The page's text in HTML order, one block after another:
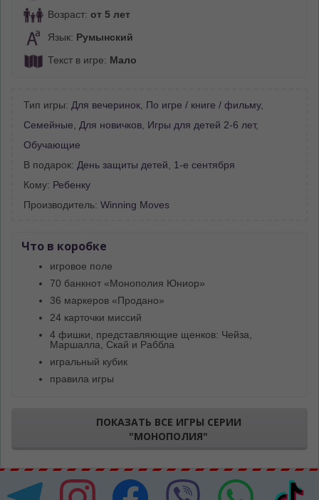
Возраст: от 5 лет
Язык: Румынский
Текст в игре: Мало
Тип игры: Для вечеринок По игре / книге / фильму,
Семейные
Для новичков Игры для детей 2-6 лет,
Обучающие
В подарок: День защиты детей
1-е сентября
Кому: Ребенку
Производитель: Winning Moves
Что в коробке
игровое поле
70 банкнот «Монополия Юниор»
36 маркеров «Продано»
24 карточки миссий
4 фишки, представляющие щенков: Чейза,
Маршалла, Скай и Раббла
игральный кубик
правила игры
ПОКАЗАТЬ ВСЕ ИГРЫ СЕРИИ
"МОНОПОЛИЯ"